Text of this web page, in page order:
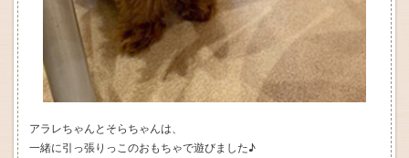
アラレちゃんとそらちゃんは、
一緒に引っ張りっこのおもちゃで遊びました♪